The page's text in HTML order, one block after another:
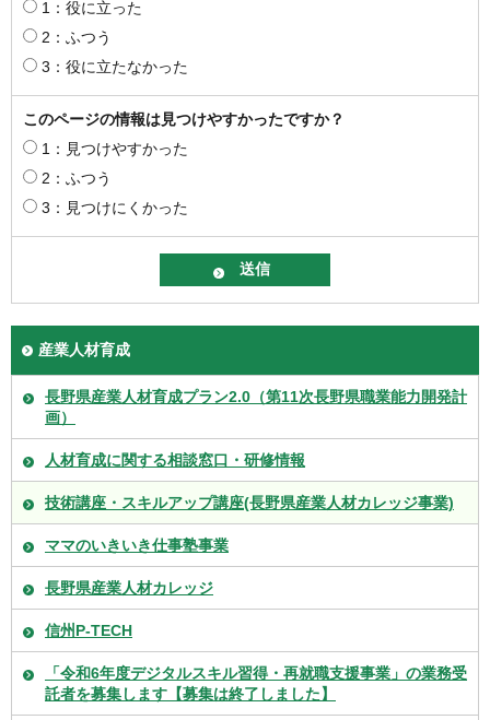
1：役に立った
2：ふつう
3：役に立たなかった
このページの情報は見つけやすかったですか？
1：見つけやすかった
2：ふつう
3：見つけにくかった
産業人材育成
長野県産業人材育成プラン2.0（第11次長野県職業能力開発計
画）
人材育成に関する相談窓口・研修情報
技術講座・スキルアップ講座(長野県産業人材カレッジ事業)
ママのいきいき仕事塾事業
長野県産業人材カレッジ
信州P-TECH
「令和6年度デジタルスキル習得・再就職支援事業」の業務受
託者を募集します【募集は終了しました】